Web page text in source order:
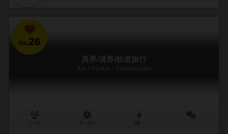
No.26
異界/境界/鉄道旅行
Ikai / Kyokai / Tetsudoryoko